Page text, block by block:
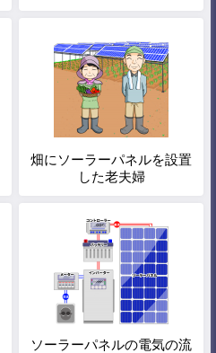
畑にソーラーパネルを設置
した老夫婦
ソーラーパネルの電気の流